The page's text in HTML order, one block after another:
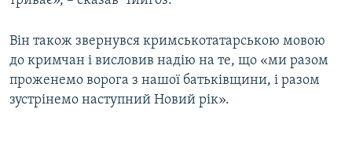
Він також звернувся кримськотатарською мовою
до кримчан і висловив надію на те, що «ми разом
проженемо ворога з нашої батьківщини, і разом
зустрінемо наступний Новий рік».